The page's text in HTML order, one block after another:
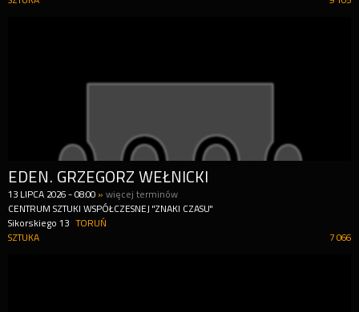
EDEN. GRZEGORZ WEŁNICKI
13 LIPCA 2026 -08:00 »więcej terminów
CENTRUM SZTUKI WSPÓŁCZESNEJ "ZNAKI CZASU"
Sikorskiego 13
TORUŃ
7 066
SZTUKA